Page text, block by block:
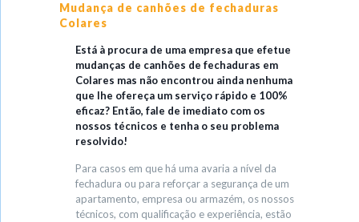
Mudança de canhões de fechaduras
Colares
Está à procura de uma empresa que efetue
mudanças de canhões de fechaduras em
Colares mas não encontrou ainda nenhuma
que lhe ofereça um serviço rápido e 100%
eficaz? Então, fale de imediato com os
nossos técnicos e tenha o seu problema
resolvido!
Para casos em que há uma avaria a nível da
fechadura ou para reforçar a segurança de um
apartamento, empresa ou armazém, os nossos
técnicos, com qualificação e experiência, estão